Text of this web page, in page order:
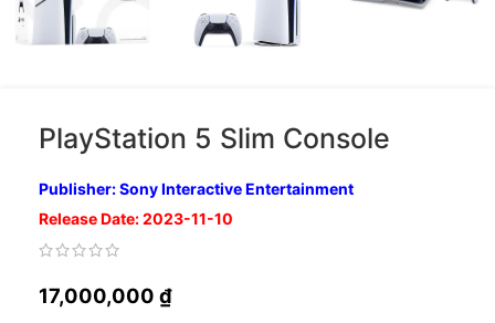
PlayStation 5 Slim Console
Publisher: Sony Interactive Entertainment
Release Date: 2023-11-10
17,000,000 ₫